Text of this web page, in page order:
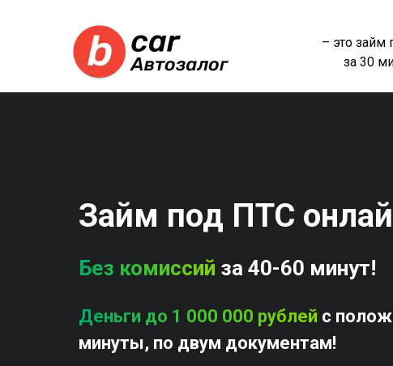
– это займ
за 30
Займ под ПТС
Без комиссий за 40-60 минут!
Деньги до 1 000 000 рублей с
минуты, по двум документам!